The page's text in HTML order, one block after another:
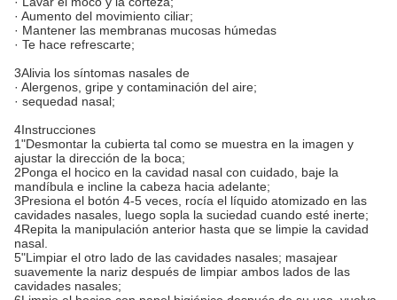
· Aumento del movimiento ciliar;
· Mantener las membranas mucosas húmedas
· Te hace refrescarte;
3Alivia los síntomas nasales de
· Alergenos, gripe y contaminación del aire;
· sequedad nasal;
4Instrucciones
1"Desmontar la cubierta tal como se muestra en la imagen y
ajustar la dirección de la boca;
2Ponga el hocico en la cavidad nasal con cuidado, baje la
mandíbula e incline la cabeza hacia adelante;
3Presiona el botón 4-5 veces, rocía el líquido atomizado en las
cavidades nasales, luego sopla la suciedad cuando esté inerte;
4Repita la manipulación anterior hasta que se limpie la cavidad
nasal.
5"Limpiar el otro lado de las cavidades nasales; masajear
suavemente la nariz después de limpiar ambos lados de las
cavidades nasales;